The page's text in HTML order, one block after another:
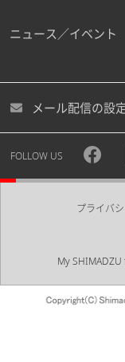
ニュース／イベント
メール配信の設
FOLLOW US
プライバ
My